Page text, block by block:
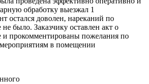
обработку выезжал 1
остался доволен, нареканий по
было. Заказчику оставлен акт о
и прокомментированы пожелания по
в помещении